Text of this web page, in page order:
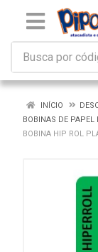
INÍCIO
BOBINAS DE PAPEL
BOBINA HIP ROL